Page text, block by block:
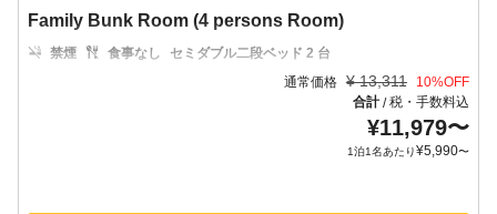
Family Bunk Room (4 persons Room)
禁煙 食事なし
セミダブル二段ベッド 2 台
通常価格 ¥ 13,311 10%OFF
合計/税・手数料込
¥11,979〜
1泊1名あたり¥5,990〜